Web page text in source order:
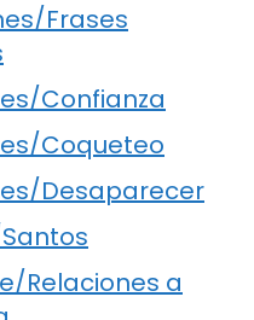
Frases
Confianza
Coqueteo
Desaparecer
Relaciones a